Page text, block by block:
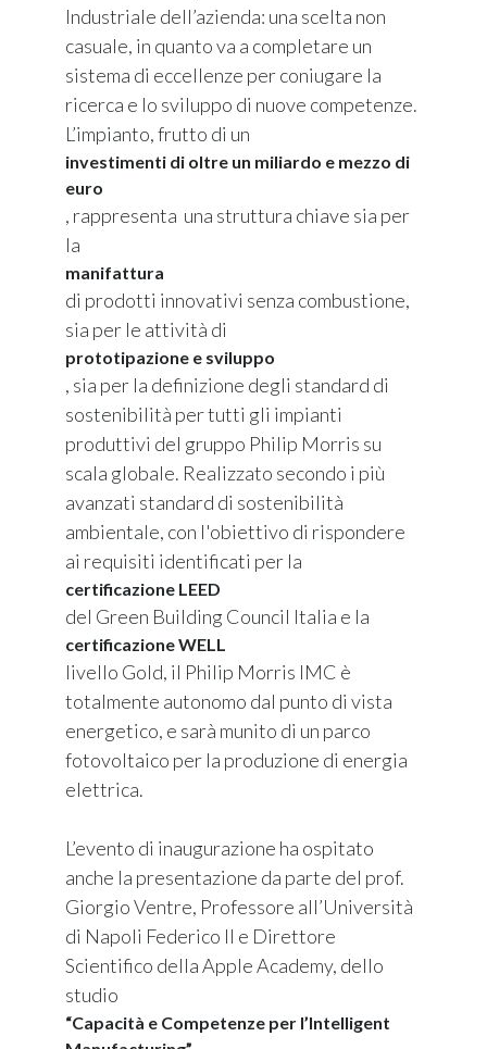
Industriale dell’azienda: una scelta non
casuale, in quanto va a completare un
sistema di eccellenze per coniugare la
ricerca e lo sviluppo di nuove competenze.
L’impianto, frutto di un
investimenti di oltre un miliardo e mezzo di
euro
, rappresenta una struttura chiave sia per
la
manifattura
di prodotti innovativi senza combustione,
sia per le attività di
prototipazione e sviluppo
, sia per la definizione degli standard di
sostenibilità per tutti gli impianti
produttivi del gruppo Philip Morris su
scala globale. Realizzato secondo i più
avanzati standard di sostenibilità
ambientale, con l'obiettivo di rispondere
ai requisiti identificati per la
certificazione LEED
del Green Building Council Italia e la
certificazione WELL
livello Gold, il Philip Morris IMC è
totalmente autonomo dal punto di vista
energetico, e sarà munito di un parco
fotovoltaico per la produzione di energia
elettrica.
L’evento di inaugurazione ha ospitato
anche la presentazione da parte del prof.
Giorgio Ventre, Professore all’Università
di Napoli Federico II e Direttore
Scientifico della Apple Academy, dello
studio
“Capacità e Competenze per l’Intelligent